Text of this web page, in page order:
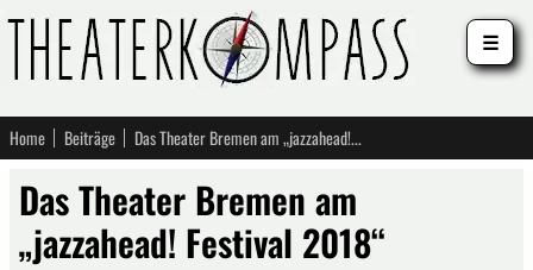
Home Beiträge Das Theater Bremen am „jazzahead! Festival 2018“
Das Theater Bremen am
„jazzahead! Festival 2018“
☰